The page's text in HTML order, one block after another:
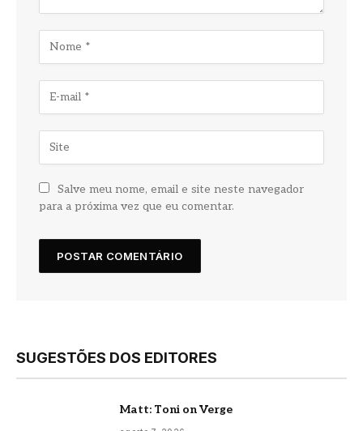
Salve meu nome, email e site neste navegador
para a próxima vez que eu comentar.
SUGESTÕES DOS EDITORES
Matt: Toni on Verge